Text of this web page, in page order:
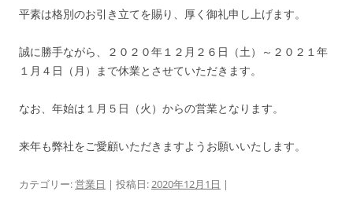
平素は格別のお引き立てを賜り、厚く御礼申し上げます。
誠に勝手ながら、２０２０年１２月２６日（土）～２０２１年
１月４日（月）まで休業とさせていただきます。
なお、年始は１月５日（火）からの営業となります。
来年も弊社をご愛顧いただきますようお願いいたします。
カテゴリー:営業日 | 投稿日:2020年12月1日 |